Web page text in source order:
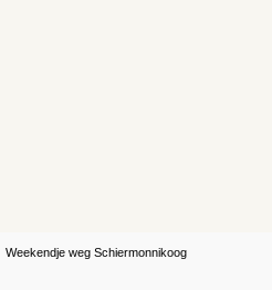
Weekendje weg Schiermonnikoog